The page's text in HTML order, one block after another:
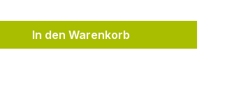
den gewünschten Wert
In den Warenkorb